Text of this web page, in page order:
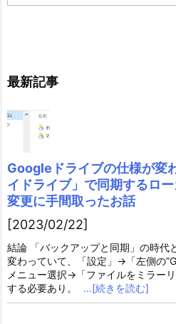
最新記事
Googleドライブの仕様が変
イドライブ」で同期するロ
変更に手間取ったお話
[2023/02/22]
結論 「バックアップと同期」の時代
変わっていて、「設定」→「左側の
メニュー選択→「ファイルをミラー
する必要あり。
…[続きを読む]